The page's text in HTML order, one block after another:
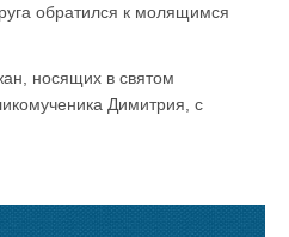
обратился к молящимся
носящих в святом
Димитрия, с